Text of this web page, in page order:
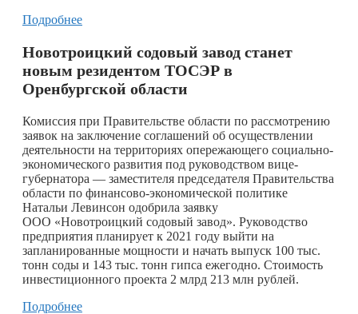
Подробнее
Новотроицкий содовый завод станет
новым резидентом ТОСЭР в
Оренбургской области
Комиссия при Правительстве области по рассмотрению
заявок на заключение соглашений об осуществлении
деятельности на территориях опережающего социально-
экономического развития под руководством вице-
губернатора — заместителя председателя Правительства
области по финансово-экономической политике
Натальи Левинсон одобрила заявку
ООО «Новотроицкий содовый завод». Руководство
предприятия планирует к 2021 году выйти на
запланированные мощности и начать выпуск 100 тыс.
тонн соды и 143 тыс. тонн гипса ежегодно. Стоимость
инвестиционного проекта 2 млрд 213 млн рублей.
Подробнее